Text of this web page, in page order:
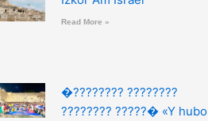
Read More »
�???????? ????????
???????? ?????� «Y hubo